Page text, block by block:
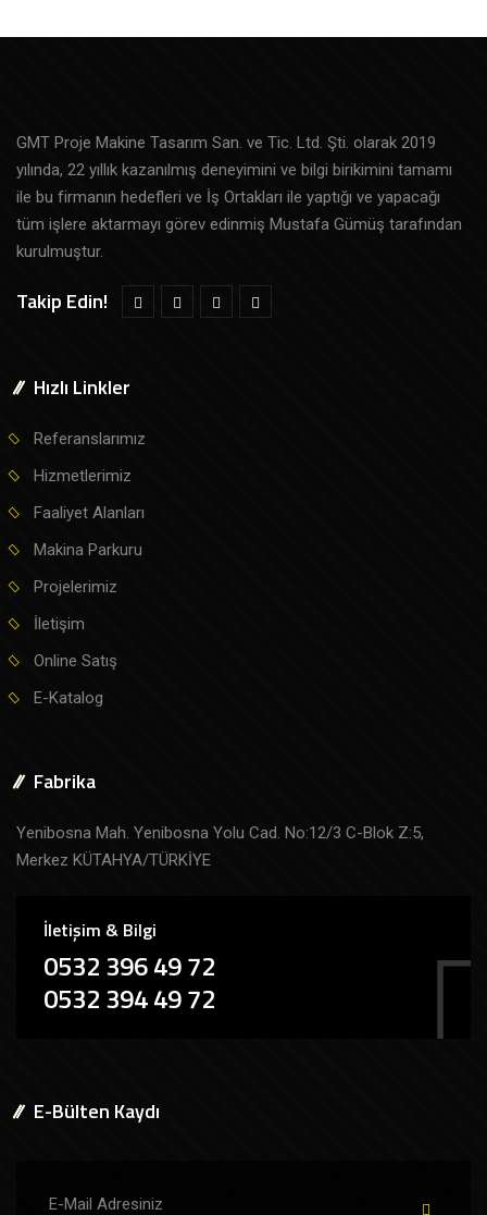
GMT Proje Makine Tasarım San. ve Tic. Ltd. Şti. olarak 2019
yılında, 22 yıllık kazanılmış deneyimini ve bilgi birikimini tamamı
ile bu firmanın hedefleri ve İş Ortakları ile yaptığı ve yapacağı
tüm işlere aktarmayı görev edinmiş Mustafa Gümüş tarafından
kurulmuştur.
Takip Edin!
Hızlı Linkler
Referanslarımız
Hizmetlerimiz
Faaliyet Alanları
Makina Parkuru
Projelerimiz
İletişim
Online Satış
E-Katalog
Fabrika
Yenibosna Mah. Yenibosna Yolu Cad. No:12/3 C-Blok Z:5,
Merkez KÜTAHYA/TÜRKİYE
İletişim & Bilgi
0532 396 49 72
0532 394 49 72
E-Bülten Kaydı